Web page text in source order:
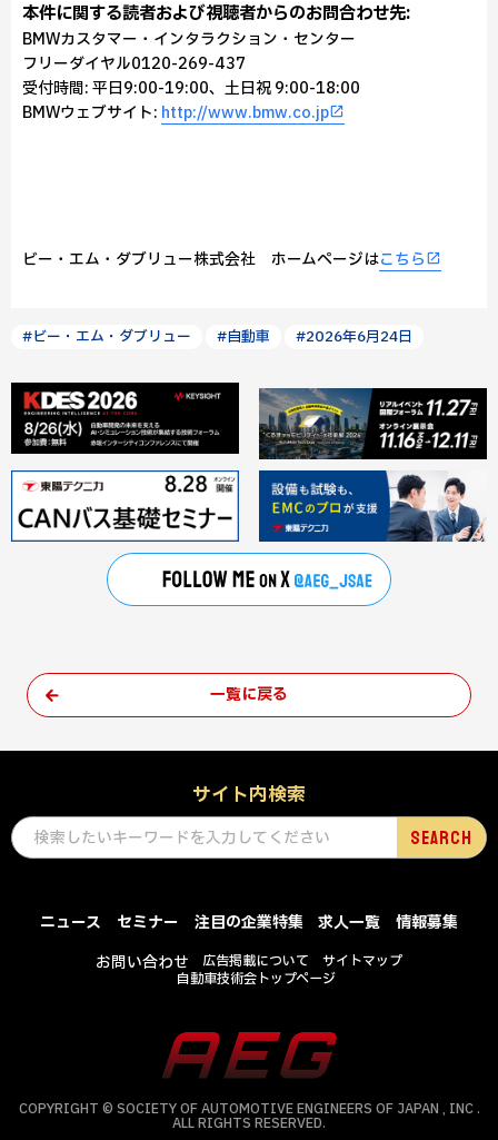
本件に関する読者および視聴者からのお問合わせ先:
BMWカスタマー・インタラクション・センター
フリーダイヤル0120-269-437
受付時間: 平日9:00-19:00、土日祝 9:00-18:00
BMWウェブサイト: http://www.bmw.co.jp
ビー・エム・ダブリュー株式会社 ホームページはこちら
#ビー・エム・ダブリュー #自動車 #2026年6月24日
一覧に戻る
サイト内検索
ニュース セミナー 注目の企業特集 求人一覧
情報募集
お問い合わせ
広告掲載について
サイトマップ
自動車技術会トップページ
COPYRIGHT © SOCIETY OF AUTOMOTIVE ENGINEERS OF JAPAN , INC .
ALL RIGHTS RESERVED.